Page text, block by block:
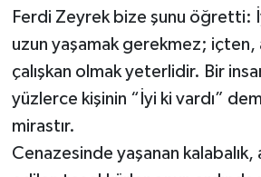
Ferdi Zeyrek bize şunu öğretti:
uzun yaşamak gerekmez;
çalışkan olmak yeterlidir. Bir
yüzlerce kişinin “İyi ki vardı”
mirastır.
Cenazesinde yaşanan kalabalık,